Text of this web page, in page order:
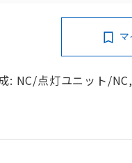
: NC/点灯ユニット/
マ